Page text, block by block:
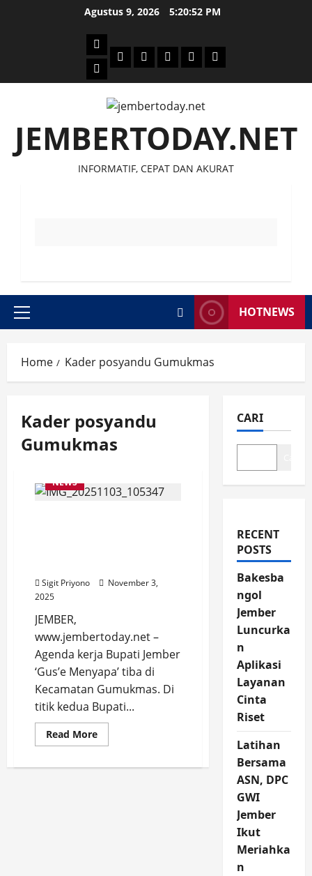
Agustus 9, 2026 5:20:53 PM
Beranda
News
PolitikOtomotifEkonomiSosialtentang
JEMBERTODAY.NET
INFORMATIF, CEPAT DAN AKURAT
Primary
HOTNEWS
Home Kader posyandu Gumukmas
Kader posyandu
Gumukmas
NEWS
Sigit Priyono
November 3,
2025
JEMBER,
www.jembertoday.net –
Agenda kerja Bupati Jember
‘Gus’e Menyapa’ tiba di
Kecamatan Gumukmas. Di
titik kedua Bupati...
Read MoreRead
more
Fawait
CARI
RECENT
POSTS
Bakesba
ngol
Jember
Luncurka
n
Aplikasi
Layanan
Cinta
Riset
Latihan
Bersama
ASN, DPC
GWI
Jember
Ikut
Meriahka
n